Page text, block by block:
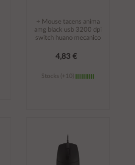
÷ Mouse tacens anima
amg black usb 3200 dpi
switch huano mecanico
4,83 €
Stocks (+10)
carrito